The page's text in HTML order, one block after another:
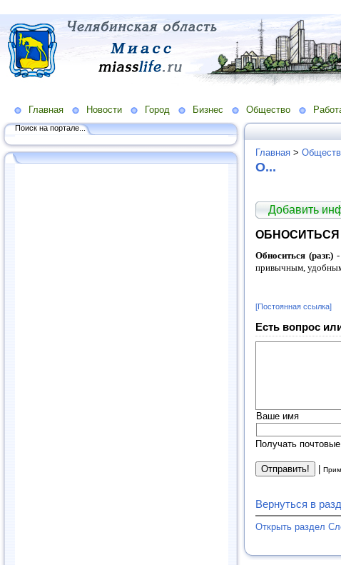
Главная Новости Город Бизнес Общество
Поиск на портале...
Главная >
O...
Добавить
ОБНОСИТЬСЯ
Обноситься (разг.)
привычным, удобным
[Постоянная ссылка]
Есть вопрос
Ваше имя
Получать
Вернуться в
Открыть раздел